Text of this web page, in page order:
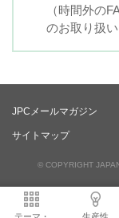
（時間外の
のお取り扱い
JPCメールマガジン
サイトマップ
© COPYRIGHT
テーマ・ 生産性